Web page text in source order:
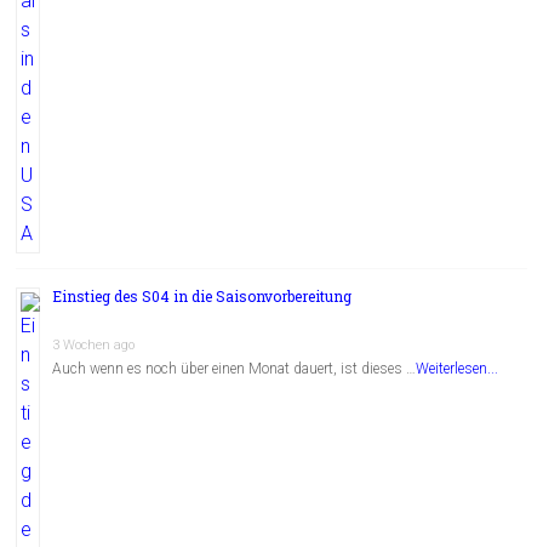
Einstieg des S04 in die Saisonvorbereitung
3 Wochen ago
Auch wenn es noch über einen Monat dauert, ist dieses …Weiterlesen...